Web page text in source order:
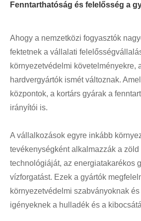
Fenntarthatóság és felelősség a
Ahogy a nemzetközi fogyasztók
fektetnek a vállalati
környezetvédelmi követelményekre,
hardvergyártók ismét változnak.
központok, a kortárs gyárak a
irányítói is.
A vállalkozások egyre inkább
tevékenységként alkalmazzák a zöld
technológiáját, az energiatakarékos
vízforgatást. Ezek a gyártók
környezetvédelmi szabványoknak
igényeknek a hulladék és a